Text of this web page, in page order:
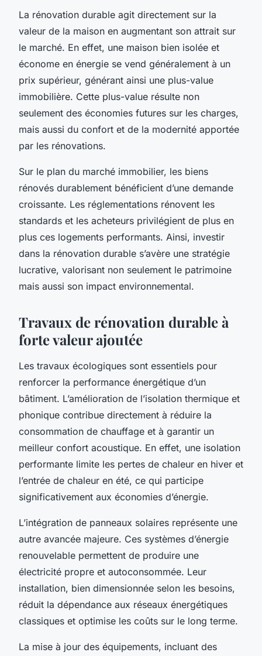
La rénovation durable agit directement sur la
valeur de la maison en augmentant son attrait sur
le marché. En effet, une maison bien isolée et
économe en énergie se vend généralement à un
prix supérieur, générant ainsi une plus-value
immobilière. Cette plus-value résulte non
seulement des économies futures sur les charges,
mais aussi du confort et de la modernité apportée
par les rénovations.
Sur le plan du marché immobilier, les biens
rénovés durablement bénéficient d’une demande
croissante. Les réglementations rénovent les
standards et les acheteurs privilégient de plus en
plus ces logements performants. Ainsi, investir
dans la rénovation durable s’avère une stratégie
lucrative, valorisant non seulement le patrimoine
mais aussi son impact environnemental.
Travaux de rénovation durable à
forte valeur ajoutée
Les travaux écologiques sont essentiels pour
renforcer la performance énergétique d’un
bâtiment. L’amélioration de l’isolation thermique et
phonique contribue directement à réduire la
consommation de chauffage et à garantir un
meilleur confort acoustique. En effet, une isolation
performante limite les pertes de chaleur en hiver et
l’entrée de chaleur en été, ce qui participe
significativement aux économies d’énergie.
L’intégration de panneaux solaires représente une
autre avancée majeure. Ces systèmes d’énergie
renouvelable permettent de produire une
électricité propre et autoconsommée. Leur
installation, bien dimensionnée selon les besoins,
réduit la dépendance aux réseaux énergétiques
classiques et optimise les coûts sur le long terme.
La mise à jour des équipements, incluant des